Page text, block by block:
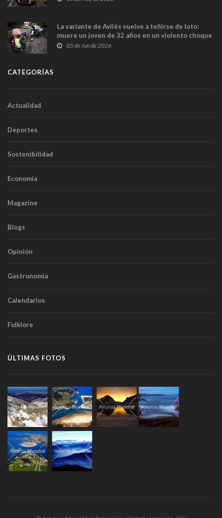
La variante de Avilés vuelve a teñirse de luto:
muere un joven de 32 años en un violento choque
frontal
05 de Jun de 2026
CATEGORÍAS
Actualidad
Deportes
Sostenibilidad
Economía
Magazine
Blogs
Opinión
Gastronomía
Calendarios
Folklore
ÚLTIMAS FOTOS